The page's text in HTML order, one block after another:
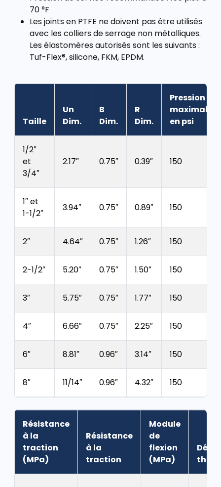
70 °F
Les joints en PTFE ne doivent pas être utilisés
avec les colliers de serrage non métalliques.
Les élastomères autorisés sont les suivants :
Tuf-Flex®, silicone, FKM, EPDM.
Taille
Un
Dim.
B
Dim.
R
Dim.
Pression
maximale
en psi
1/2″
et
3/4″
2.17″ 0.75″ 0.39″ 150
1″ et
1-1/2″
3.94″ 0.75″ 0.89″ 150
2″ 4.64″ 0.75″ 1.26″ 150
2-1/2″ 5.20″ 0.75″ 1.50″ 150
3″ 5.75″ 0.75″ 1.77″ 150
4″ 6.66″ 0.75″ 2.25″ 150
6″ 8.81″ 0.96″ 3.14″ 150
8″ 11/14″ 0.96″ 4.32″ 150
Résistance
à la
traction
(MPa)
Résistance
à la
traction
Module
de
flexion
(MPa)